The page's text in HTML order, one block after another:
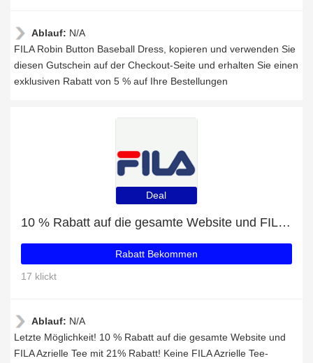
Ablauf: N/A
FILA Robin Button Baseball Dress, kopieren und verwenden Sie
diesen Gutschein auf der Checkout-Seite und erhalten Sie einen
exklusiven Rabatt von 5 % auf Ihre Bestellungen
Deal
10 % Rabatt auf die gesamte Website und FILA Azrielle Tee mit 21% Rabatt
Rabatt Bekommen
17 klickt
Ablauf: N/A
Letzte Möglichkeit! 10 % Rabatt auf die gesamte Website und
FILA Azrielle Tee mit 21% Rabatt! Keine FILA Azrielle Tee-